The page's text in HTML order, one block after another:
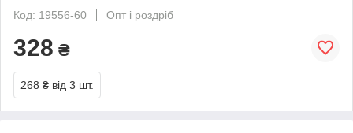
Код: 19556-60
Опт і роздріб
328 ₴
268 ₴ від 3 шт.